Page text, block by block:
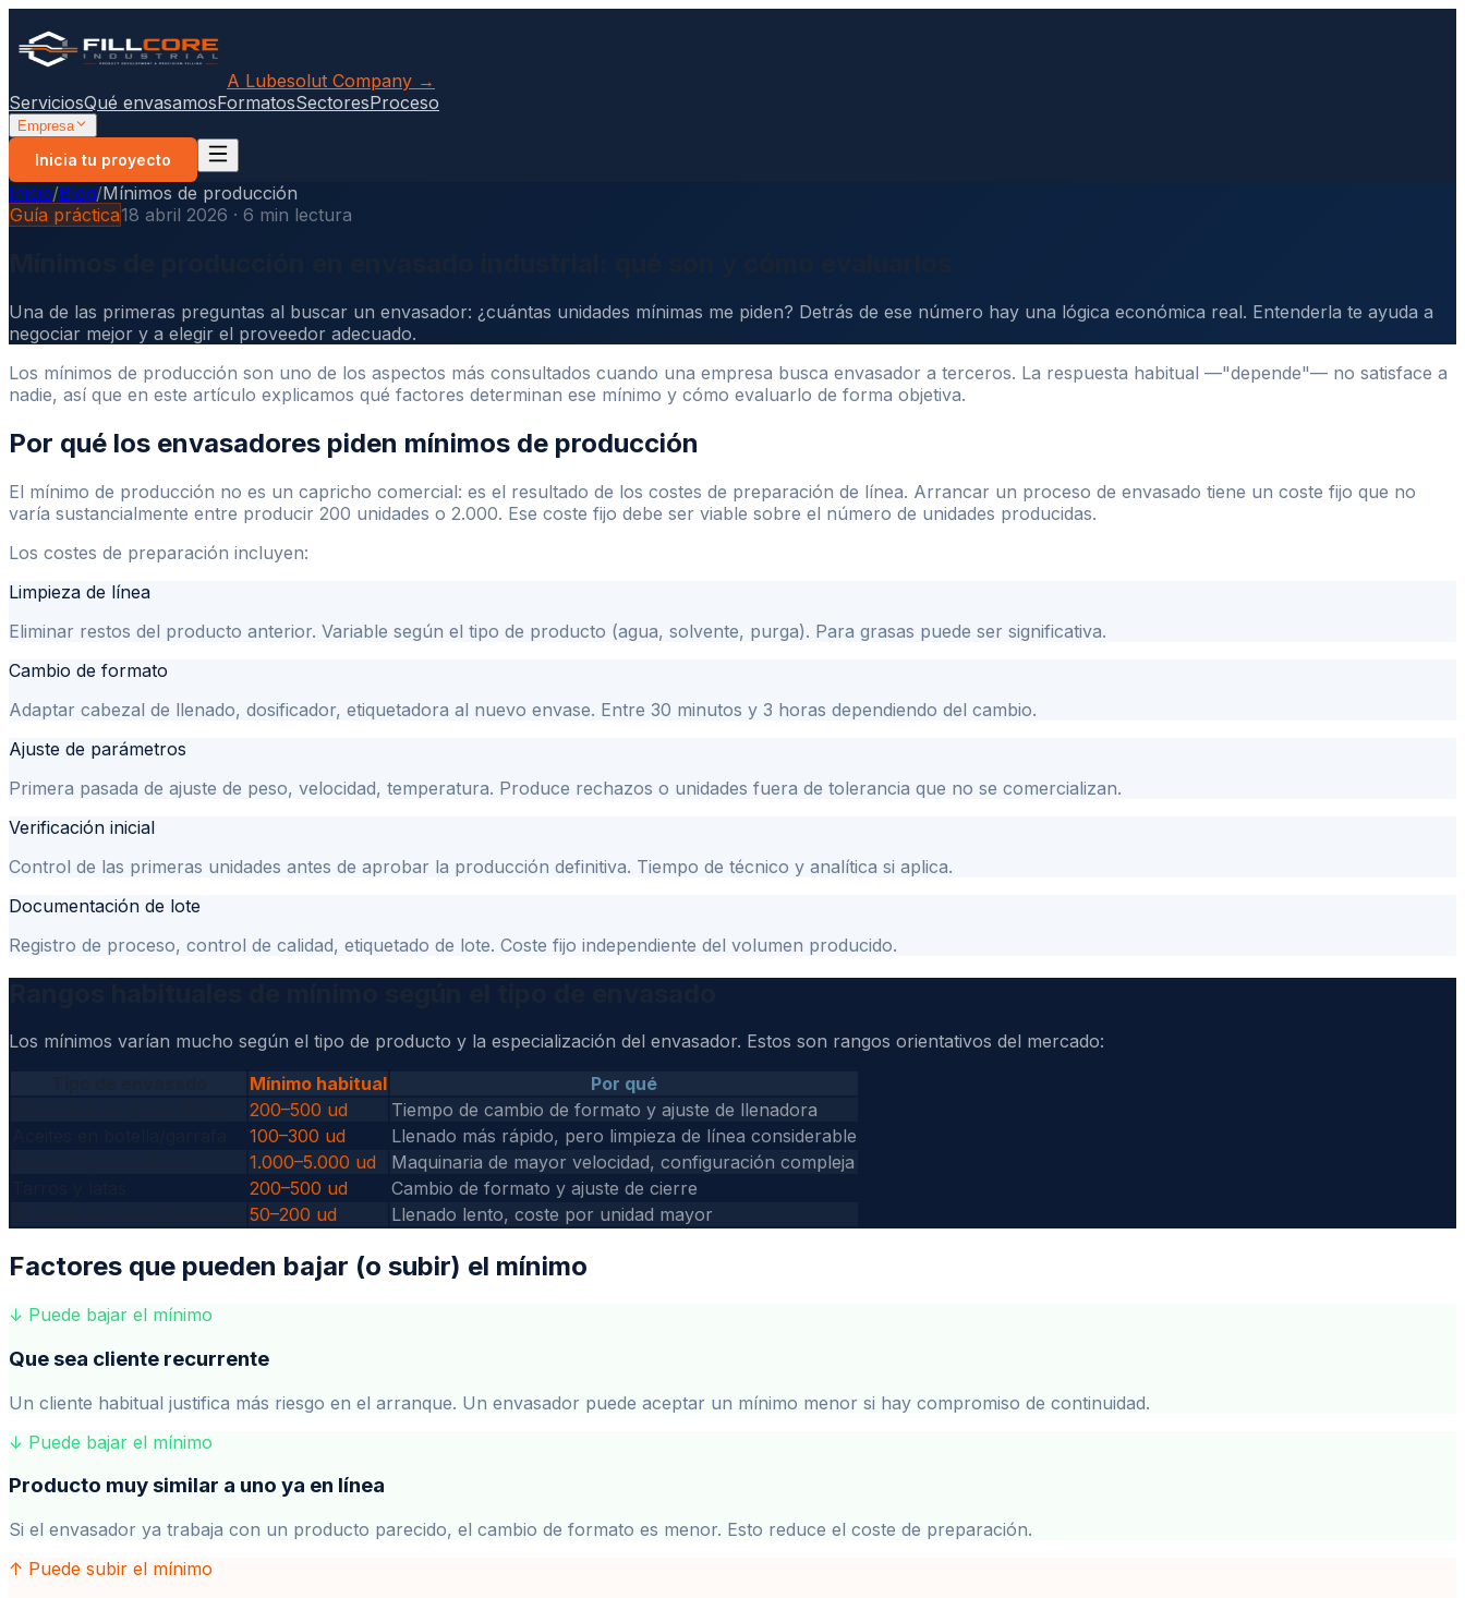
A Lubesolut Company →
ServiciosQué envasamosFormatosSectoresProceso
Empresa
Inicia tu proyecto
Inicio/Blog/Mínimos de producción
Guía práctica18 abril 2026 · 6 min lectura
Una de las primeras preguntas al buscar un envasador: ¿cuántas unidades mínimas me piden? Detrás de ese número hay una lógica económica real. Entenderla te ayuda a
negociar mejor y a elegir el proveedor adecuado.
Los mínimos de producción son uno de los aspectos más consultados cuando una empresa busca envasador a terceros. La respuesta habitual —"depende"— no satisface a
nadie, así que en este artículo explicamos qué factores determinan ese mínimo y cómo evaluarlo de forma objetiva.
Por qué los envasadores piden mínimos de producción
El mínimo de producción no es un capricho comercial: es el resultado de los costes de preparación de línea. Arrancar un proceso de envasado tiene un coste fijo que no
varía sustancialmente entre producir 200 unidades o 2.000. Ese coste fijo debe ser viable sobre el número de unidades producidas.
Los costes de preparación incluyen:
Limpieza de línea
Eliminar restos del producto anterior. Variable según el tipo de producto (agua, solvente, purga). Para grasas puede ser significativa.
Cambio de formato
Adaptar cabezal de llenado, dosificador, etiquetadora al nuevo envase. Entre 30 minutos y 3 horas dependiendo del cambio.
Ajuste de parámetros
Primera pasada de ajuste de peso, velocidad, temperatura. Produce rechazos o unidades fuera de tolerancia que no se comercializan.
Verificación inicial
Control de las primeras unidades antes de aprobar la producción definitiva. Tiempo de técnico y analítica si aplica.
Documentación de lote
Registro de proceso, control de calidad, etiquetado de lote. Coste fijo independiente del volumen producido.
Los mínimos varían mucho según el tipo de producto y la especialización del envasador. Estos son rangos orientativos del mercado:
Mínimo habitual
Por qué
200–500 ud
Tiempo de cambio de formato y ajuste de llenadora
100–300 ud
Llenado más rápido, pero limpieza de línea considerable
1.000–5.000 ud
Maquinaria de mayor velocidad, configuración compleja
200–500 ud
Cambio de formato y ajuste de cierre
50–200 ud Llenado lento, coste por unidad mayor
Factores que pueden bajar (o subir) el mínimo
↓ Puede bajar el mínimo
Que sea cliente recurrente
Un cliente habitual justifica más riesgo en el arranque. Un envasador puede aceptar un mínimo menor si hay compromiso de continuidad.
↓ Puede bajar el mínimo
Producto muy similar a uno ya en línea
Si el envasador ya trabaja con un producto parecido, el cambio de formato es menor. Esto reduce el coste de preparación.
↑ Puede subir el mínimo